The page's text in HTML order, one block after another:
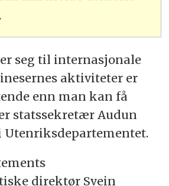
seg til internasjonale
aktiviteter er
enn man kan få
statssekretær Audun
Utenriksdepartementet.
direktør Svein